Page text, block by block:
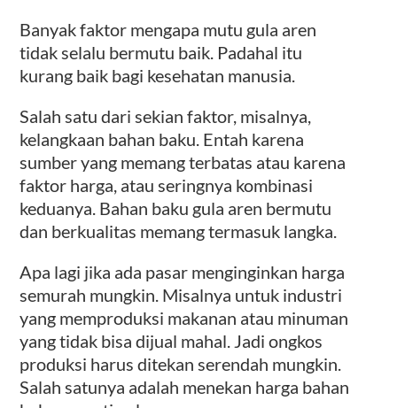
Banyak faktor mengapa mutu gula aren
tidak selalu bermutu baik. Padahal itu
kurang baik bagi kesehatan manusia.
Salah satu dari sekian faktor, misalnya,
kelangkaan bahan baku. Entah karena
sumber yang memang terbatas atau karena
faktor harga, atau seringnya kombinasi
keduanya. Bahan baku gula aren bermutu
dan berkualitas memang termasuk langka.
Apa lagi jika ada pasar menginginkan harga
semurah mungkin. Misalnya untuk industri
yang memproduksi makanan atau minuman
yang tidak bisa dijual mahal. Jadi ongkos
produksi harus ditekan serendah mungkin.
Salah satunya adalah menekan harga bahan